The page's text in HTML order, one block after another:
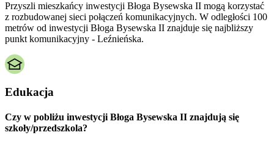
Przyszli mieszkańcy inwestycji Błoga Bysewska II mogą korzystać
z rozbudowanej sieci połączeń komunikacyjnych. W odległości 100
metrów od inwestycji Błoga Bysewska II znajduje się najbliższy
punkt komunikacyjny - Leźnieńska.
Edukacja
Czy w pobliżu inwestycji Błoga Bysewska II znajdują się
szkoły/przedszkola?